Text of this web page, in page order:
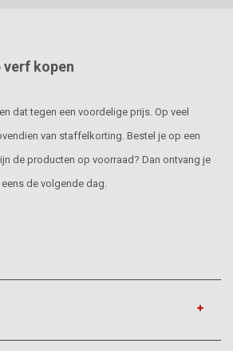
verf kopen
dat tegen een voordelige prijs. Op veel
van staffelkorting. Bestel je op een
de producten op voorraad? Dan ontvang je
de volgende dag.